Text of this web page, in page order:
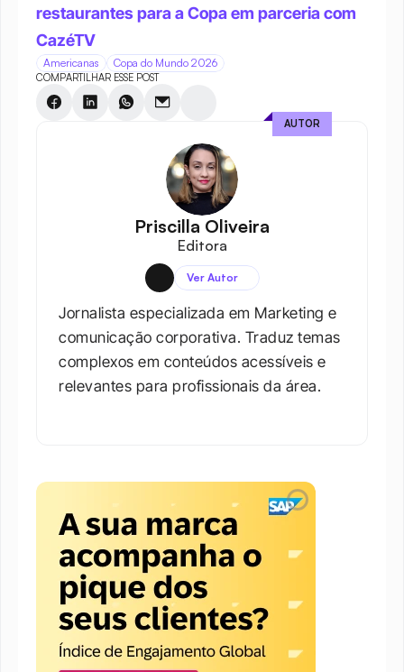
restaurantes para a Copa em parceria com
CazéTV
Americanas Copa do Mundo 2026
COMPARTILHAR ESSE POST
Priscilla Oliveira
Editora
Ver Autor
Jornalista especializada em Marketing e
comunicação corporativa. Traduz temas
complexos em conteúdos acessíveis e
relevantes para profissionais da área.​
AUTOR